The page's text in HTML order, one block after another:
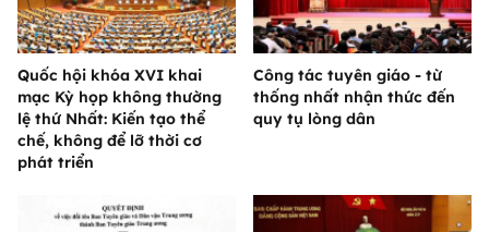
Quốc hội khóa XVI khai
mạc Kỳ họp không thường
lệ thứ Nhất: Kiến tạo thể
chế, không để lỡ thời cơ
phát triển
Công tác tuyên giáo - từ
thống nhất nhận thức đến
quy tụ lòng dân